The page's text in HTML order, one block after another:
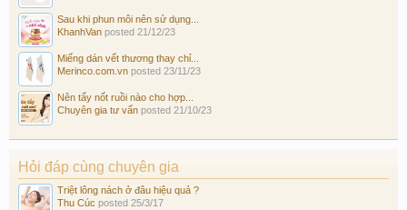
Sau khi phun môi nên sử dụng...
KhanhVan posted 21/12/23
Miếng dán vết thương thay chỉ...
Merinco.com.vn posted 23/11/23
Nên tẩy nốt ruồi nào cho hợp...
Chuyên gia tư vấn posted 21/10/23
Hỏi đáp cùng chuyên gia
Triệt lông nách ở đâu hiệu quả ?
Thu Cúc posted 25/3/17